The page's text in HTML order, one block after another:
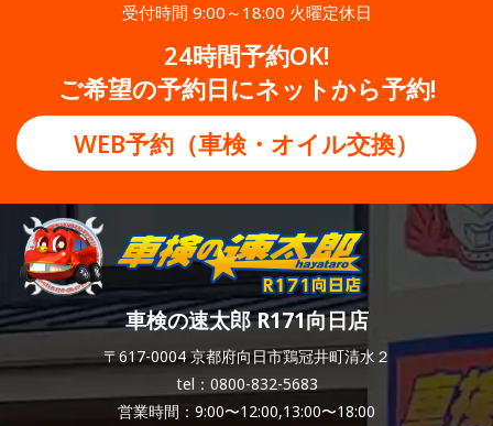
受付時間 9:00～18:00 火曜定休日
24時間予約OK!
ご希望の予約日にネットから予約!
WEB予約（車検・オイル交換）
車検の速太郎 R171向日店
〒617-0004 京都府向日市鶏冠井町清水２
tel：0800-832-5683
営業時間：9:00〜12:00,13:00〜18:00